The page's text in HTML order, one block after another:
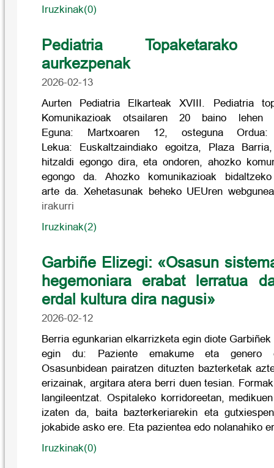
Iruzkinak(0)
Pediatria Topaketarako
aurkezpenak
2026-02-13
Aurten Pediatria Elkarteak XVIII. Pediatria
Komunikazioak otsailaren 20 baino lehen
Eguna: Martxoaren 12, osteguna Ordua:
Lekua: Euskaltzaindiako egoitza, Plaza
hitzaldi egongo dira, eta ondoren, ahozko
egongo da. Ahozko komunikazioak
arte da. Xehetasunak beheko UEUren
irakurri
Iruzkinak(2)
Garbiñe Elizegi: «Osasun
hegemoniara erabat lerratua
erdal kultura dira nagusi»
2026-02-12
Berria egunkarian elkarrizketa egin diote
egin du: Paziente emakume eta genero
Osasunbidean pairatzen dituzten bazterketak
erizainak, argitara atera berri duen tesian.
langileentzat. Ospitaleko korridoreetan,
izaten da, baita bazterkeriarekin eta
jokabide asko ere. Eta pazientea edo nolanahiko
Iruzkinak(0)